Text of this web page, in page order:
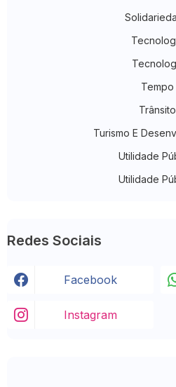
Tempo
Trânsito
Turismo E
Utilidade
Utilidade
Redes Sociais
Facebook
Instagram